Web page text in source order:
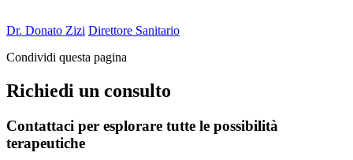
Dr. Donato Zizi Direttore Sanitario
Condividi questa pagina
Richiedi un consulto
Contattaci per esplorare tutte le possibilità
terapeutiche